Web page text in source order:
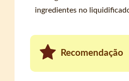
ingredientes no
Recomendação